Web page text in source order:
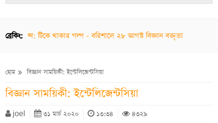
ব্রেকিং: টিকে থাকার গল্প - বরিশালে ২৮ আগস্ট বিজ্ঞান বক্তৃতা
হোম বিজ্ঞান সাময়িকী: ইন্টেলিজেন্টসিয়া
বিজ্ঞান সাময়িকী: ইন্টেলিজেন্টসিয়া
joel ৩১ মার্চ ২০২০ ১৩:৩৪ ৪৩২৯